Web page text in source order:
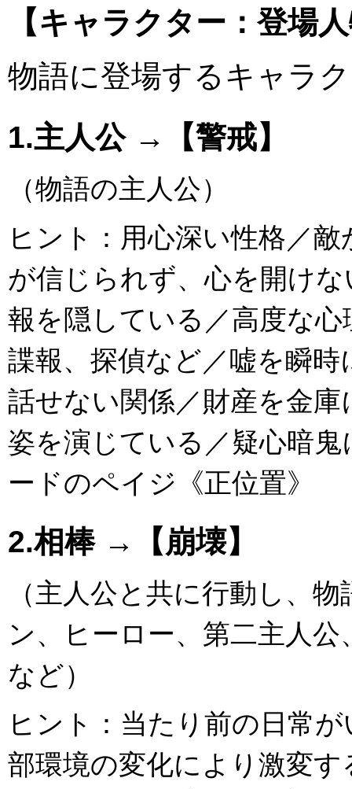
【キャラクター：登場
物語に登場するキャラ
1.主人公 →【警戒】
（物語の主人公）
ヒント：用心深い性格／
が信じられず、心を開け
報を隠している／高度な
諜報、探偵など／嘘を瞬
話せない関係／財産を金
姿を演じている／疑心暗
ードのペイジ《正位置》
2.相棒 →【崩壊】
（主人公と共に行動し、
ン、ヒーロー、第二主人
など）
ヒント：当たり前の日常
部環境の変化により激変